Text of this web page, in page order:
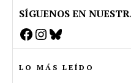
SÍGUENOS EN
Facebook
Instagram
Bluesky
LO MÁS LEÍDO